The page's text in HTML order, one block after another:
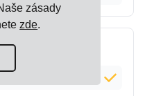
zásady
zde.